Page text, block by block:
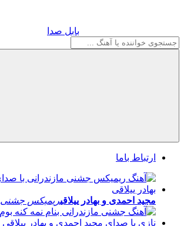
بابل صدا
ارتباط باما
مجید احمدی و بهادر ییلاقیریمیکس جشنی